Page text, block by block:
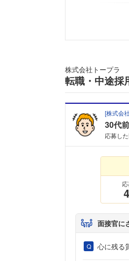
株式会社トープラ
転職・中途採
[株式会
30代
応募し
面接官に
心に残る